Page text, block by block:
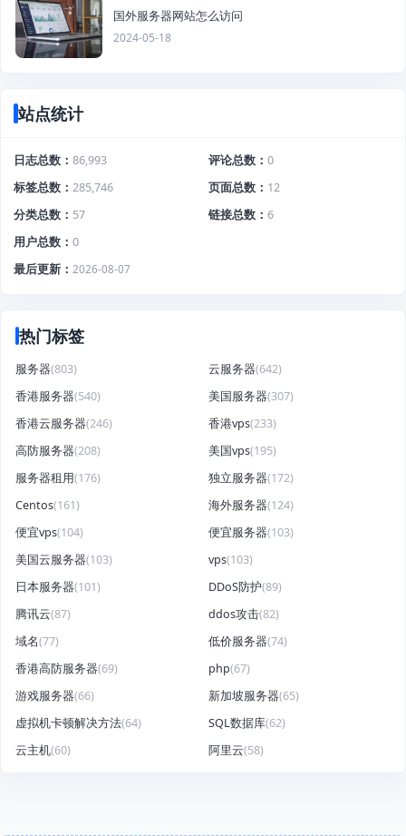
国外服务器网站怎么访问
2024-05-18
站点统计
日志总数 86,993 评论总数
0
标签总数
285,746 页面总数
12
分类总数
57 链接总数
6
用户总数
0
最后更新
2026-08-07
热门标签
服务器(803) 云服务器(642)
香港服务器(540) 美国服务器(307)
香港云服务器(246) 香港vps(233)
高防服务器(208) 美国vps(195)
服务器租用(176) 独立服务器(172)
Centos(161) 海外服务器(124)
便宜vps(104) 便宜服务器(103)
美国云服务器(103) vps(103)
日本服务器(101) DDoS防护(89)
腾讯云(87) ddos攻击(82)
域名(77) 低价服务器(74)
香港高防服务器(69) php(67)
游戏服务器(66) 新加坡服务器(65)
虚拟机卡顿解决方法(64) SQL数据库(62)
云主机(60) 阿里云(58)